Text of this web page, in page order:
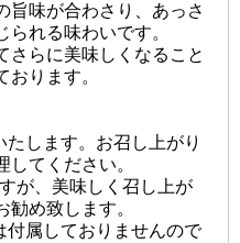
旨味が合わさり、あっさ
られる味わいです。
さらに美味しくなること
おります。
します。お召し上がり
てください。
が、美味しく召し上が
勧め致します。
属しておりませんので